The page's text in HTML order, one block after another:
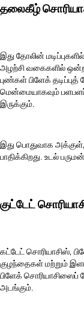
தலைகீழ்
இது தோலின்
அழற்சி வகைகளில்
புண்கள் பிளேக்
மென்மையாகவும்
இருக்கும்.
இது பொதுவாக அக்குள்,
பாதிக்கிறது. உடல்
குட்டேட்
கட்டேட் சொரியாசிஸ்,
குழந்தைகள் மற்றும் இளம்
பிளேக்
அடங்கும்.